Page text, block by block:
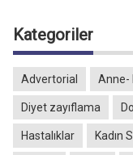
Kategoriler
Advertorial Anne-
Diyet zayıflama
Hastalıklar Kadın